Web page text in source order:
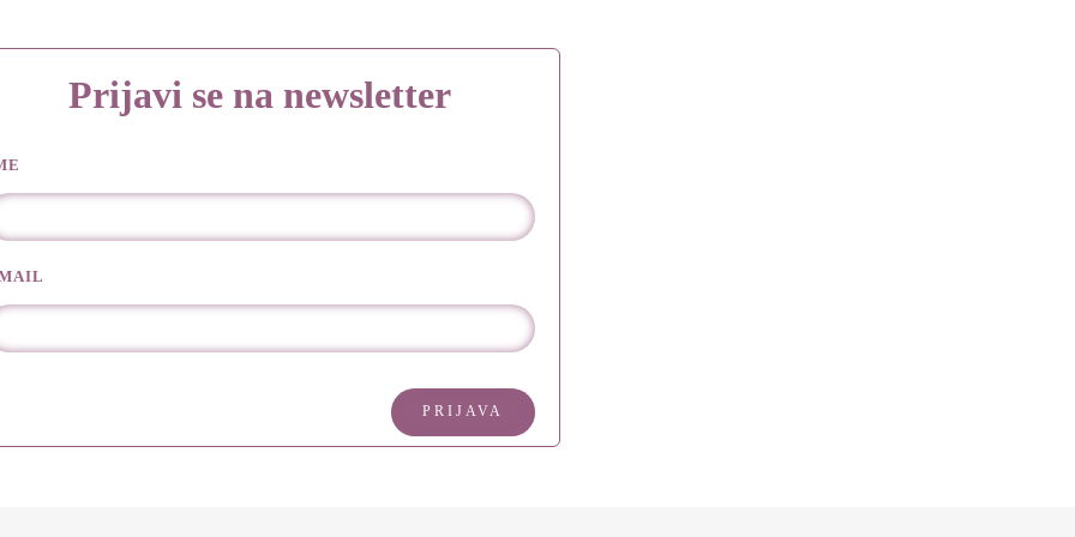
Prijavi se na newsletter